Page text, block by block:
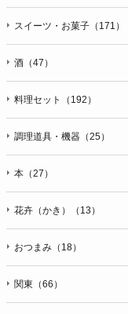
スイーツ・お菓子（171）
酒（47）
料理セット（192）
調理道具・機器（25）
本（27）
花卉（かき）（13）
おつまみ（18）
関東（66）